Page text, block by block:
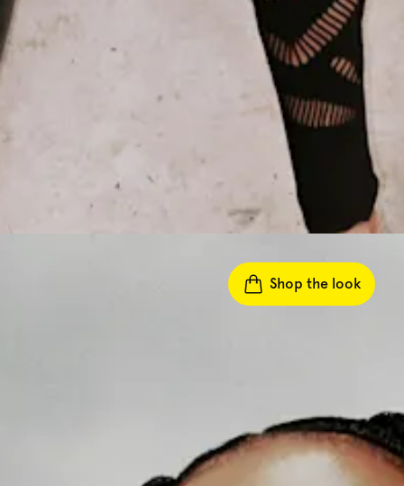
Shop the look